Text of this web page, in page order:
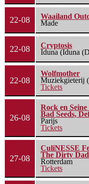
22-08
Waailand
Made
22-08
Cryptosis
Iduna (Iduna
22-08
Wolfmother
Muziekgieterij
Tickets
26-08
Rock en
Bad Seeds,
Parijs
Tickets
27-08
CuliNESSE
The Dirty
Rotterdam
Tickets